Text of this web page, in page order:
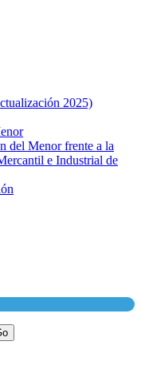
2025)
del Menor frente a la
e Industrial de